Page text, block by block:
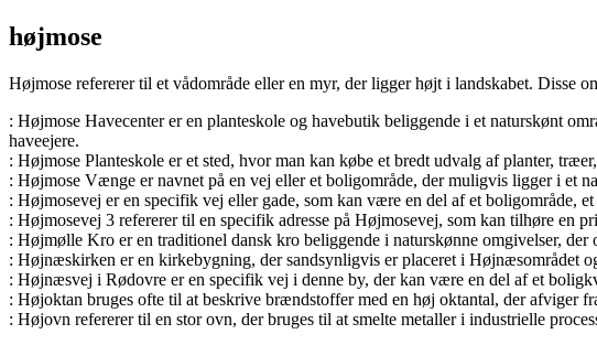
højmose
Højmose refererer til et vådområde eller en myr, der ligger højt i landskabet. Disse
: Højmose Havecenter er en planteskole og havebutik beliggende i et naturskønt
haveejere.
: Højmose Planteskole er et sted, hvor man kan købe et bredt udvalg af planter,
: Højmose Vænge er navnet på en vej eller et boligområde, der muligvis ligger i et
: Højmosevej er en specifik vej eller gade, som kan være en del af et boligområde,
: Højmosevej 3 refererer til en specifik adresse på Højmosevej, som kan tilhøre en
: Højmølle Kro er en traditionel dansk kro beliggende i naturskønne omgivelser,
: Højnæskirken er en kirkebygning, der sandsynligvis er placeret i Højnæsområdet
: Højnæsvej i Rødovre er en specifik vej i denne by, der kan være en del af et
: Højoktan bruges ofte til at beskrive brændstoffer med en høj oktantal, der afviger
: Højovn refererer til en stor ovn, der bruges til at smelte metaller i industrielle